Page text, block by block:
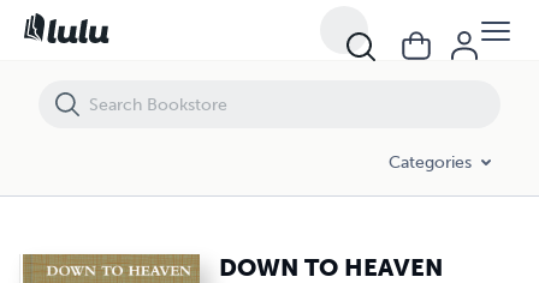
Categories
DOWN TO HEAVEN
DOWN TO HEAVEN